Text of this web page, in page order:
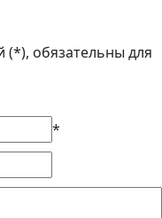
(*), обязательны для
*